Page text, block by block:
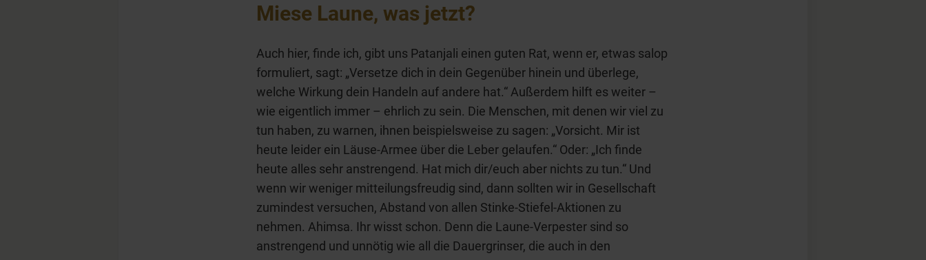
Miese Laune, was jetzt?
Auch hier, finde ich, gibt uns Patanjali einen guten Rat, wenn er, etwas salop
formuliert, sagt: „Versetze dich in dein Gegenüber hinein und überlege,
welche Wirkung dein Handeln auf andere hat.“ Außerdem hilft es weiter –
wie eigentlich immer – ehrlich zu sein. Die Menschen, mit denen wir viel zu
tun haben, zu warnen, ihnen beispielsweise zu sagen: „Vorsicht. Mir ist
heute leider ein Läuse-Armee über die Leber gelaufen.“ Oder: „Ich finde
heute alles sehr anstrengend. Hat mich dir/euch aber nichts zu tun.“ Und
wenn wir weniger mitteilungsfreudig sind, dann sollten wir in Gesellschaft
zumindest versuchen, Abstand von allen Stinke-Stiefel-Aktionen zu
nehmen. Ahimsa. Ihr wisst schon. Denn die Laune-Verpester sind so
anstrengend und unnötig wie all die Dauergrinser, die auch in den